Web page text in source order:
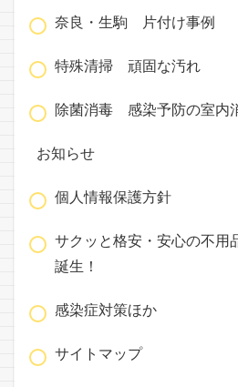
奈良・生駒 片付け事例
特殊清掃 頑固な汚れ
除菌消毒 感染予防の室内
お知らせ
個人情報保護方針
サクッと格安・安心の不
誕生！
感染症対策ほか
サイトマップ